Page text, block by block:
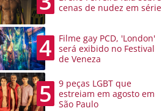
cenas de nudez em série
4
Filme gay PCD, 'London'
será exibido no Festival
de Veneza
5
9 peças LGBT que
estreiam em agosto em
São Paulo